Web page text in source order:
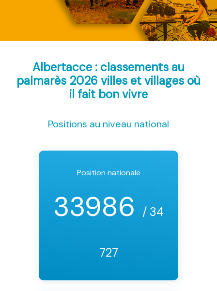
Albertacce : classements au
palmarès 2026 villes et villages où
il fait bon vivre
Positions au niveau national
Position nationale
33986 / 34
727